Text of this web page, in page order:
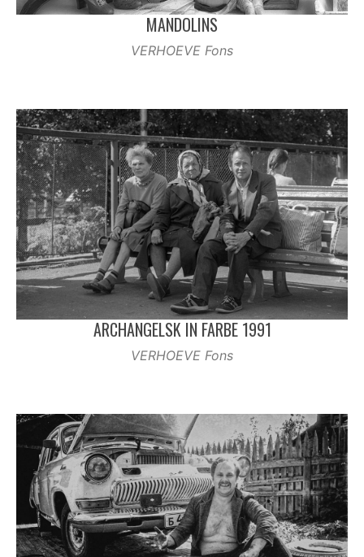
MANDOLINS
VERHOEVE Fons
ARCHANGELSK IN FARBE 1991
VERHOEVE Fons